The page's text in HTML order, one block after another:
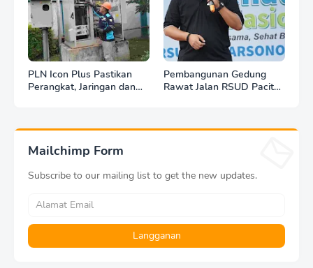
PLN Icon Plus Pastikan
Perangkat, Jaringan dan
Pembangunan Gedung
Rawat Jalan RSUD Pacitan
Mailchimp Form
Subscribe to our mailing list to get the new updates.